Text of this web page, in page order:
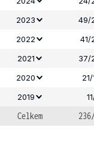
2023
49/
2022
41/
2021
37/
2020
2019
Celkem